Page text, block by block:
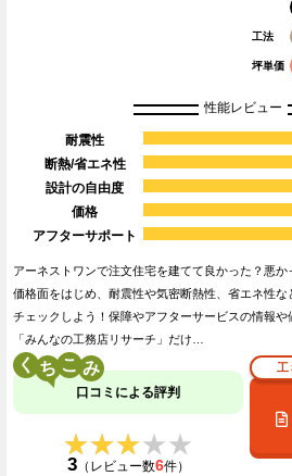
工法
坪単価
性能レビュー
耐震性
断熱/省エネ性
設計の自由度
価格
アフターサポート
アーネストワンで注文住宅を建てて良かった？悪
価格面をはじめ、耐震性や気密断熱性、省エネ性
チェックしよう！保障やアフターサービスの情報
「みんなの工務店リサーチ」だけ…
く こ
口コミによる評判
★★★★★
★★★★★
3（レビュー数6件）